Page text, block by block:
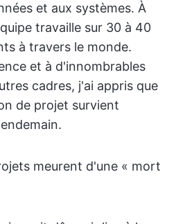
et aux systèmes. À
travaille sur 30 à 40
à travers le monde.
et à d'innombrables
cadres, j'ai appris que
de projet survient
meurent d'une « mort